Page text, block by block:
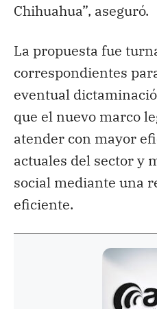
Chihuahua”, aseguró.
La propuesta fue
correspondientes
eventual
que el nuevo marco
atender con mayor
actuales del sector y
social mediante una
eficiente.